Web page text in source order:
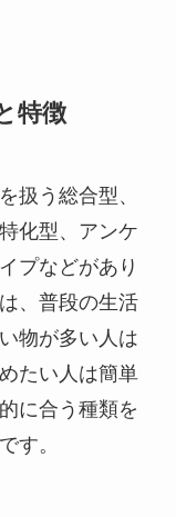
特徴
扱う総合型、
化型、アンケ
プなどがあり
、普段の生活
物が多い人は
たい人は簡単
に合う種類を
す。